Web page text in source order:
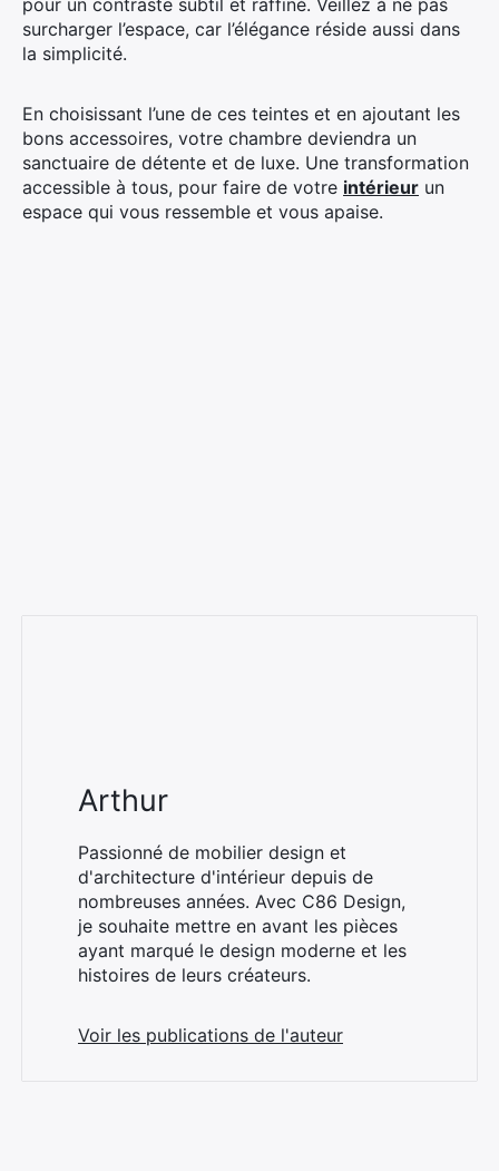
pour un contraste subtil et raffiné. Veillez à ne pas
surcharger l’espace, car l’élégance réside aussi dans
la simplicité.
En choisissant l’une de ces teintes et en ajoutant les
bons accessoires, votre chambre deviendra un
sanctuaire de détente et de luxe. Une transformation
accessible à tous, pour faire de votre intérieur un
espace qui vous ressemble et vous apaise.
Arthur
Passionné de mobilier design et
d'architecture d'intérieur depuis de
nombreuses années. Avec C86 Design,
je souhaite mettre en avant les pièces
ayant marqué le design moderne et les
histoires de leurs créateurs.
Voir les publications de l'auteur